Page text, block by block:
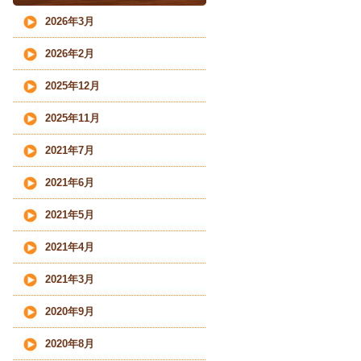
2026年3月
2026年2月
2025年12月
2025年11月
2021年7月
2021年6月
2021年5月
2021年4月
2021年3月
2020年9月
2020年8月